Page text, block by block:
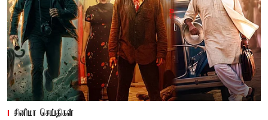
சினிமா செய்திகள்